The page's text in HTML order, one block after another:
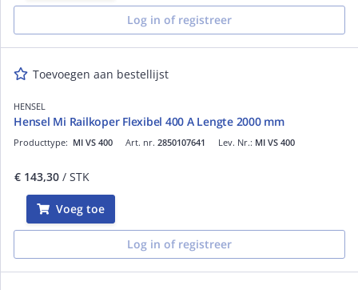
Log in of registreer
Toevoegen aan bestellijst
HENSEL
Hensel Mi Railkoper Flexibel 400 A Lengte 2000 mm
Art. nr. 2850107641
Producttype: MI VS 400 Lev. Nr.: MI VS 400
€ 143,30 / STK
Voeg toe
Log in of registreer